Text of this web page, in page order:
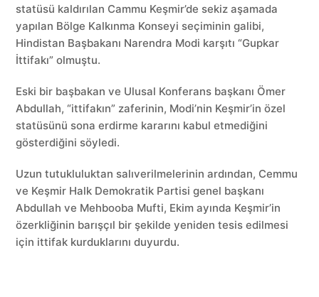
statüsü kaldırılan Cammu Keşmir’de sekiz aşamada
yapılan Bölge Kalkınma Konseyi seçiminin galibi,
Hindistan Başbakanı Narendra Modi karşıtı “Gupkar
İttifakı” olmuştu.
Eski bir başbakan ve Ulusal Konferans başkanı Ömer
Abdullah, “ittifakın” zaferinin, Modi’nin Keşmir’in özel
statüsünü sona erdirme kararını kabul etmediğini
gösterdiğini söyledi.
Uzun tutukluluktan salıverilmelerinin ardından, Cemmu
ve Keşmir Halk Demokratik Partisi genel başkanı
Abdullah ve Mehbooba Mufti, Ekim ayında Keşmir’in
özerkliğinin barışçıl bir şekilde yeniden tesis edilmesi
için ittifak kurduklarını duyurdu.